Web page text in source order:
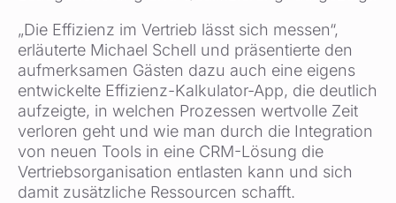
„Die Effizienz im Vertrieb lässt sich messen“,
erläuterte Michael Schell und präsentierte den
aufmerksamen Gästen dazu auch eine eigens
entwickelte Effizienz-Kalkulator-App, die deutlich
aufzeigte, in welchen Prozessen wertvolle Zeit
verloren geht und wie man durch die Integration
von neuen Tools in eine CRM-Lösung die
Vertriebsorganisation entlasten kann und sich
damit zusätzliche Ressourcen schafft.